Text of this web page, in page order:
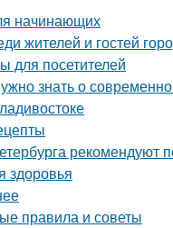
начинающих
жителей и гостей
для посетителей
знать о
рекомендуют
здоровья
правила и советы